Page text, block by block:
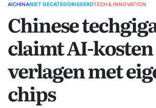
GEPLAATST
AICHINANIET GECATEGORISEERDTECH & INNOVATION
Chinese
claimt AI-
verlagen met
chips